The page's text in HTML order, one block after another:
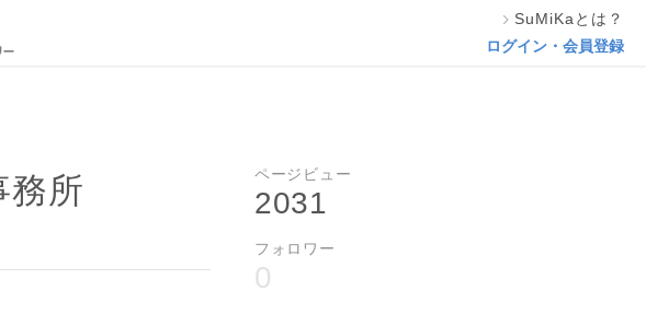
SuMiKaとは？
ログイン・会員登録
する
務所 ページビュー
2031
フォロワー
0